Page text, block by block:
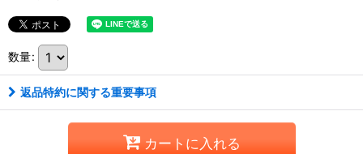
数量:
返品特約に関する重要事項
カートに入れる